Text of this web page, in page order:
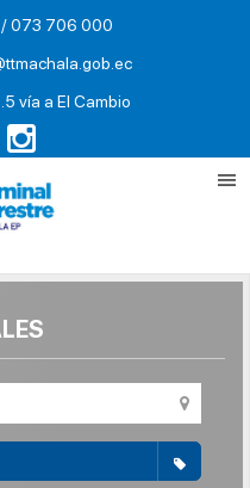
073 706 000
vía a El Cambio